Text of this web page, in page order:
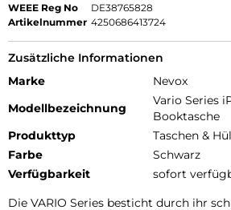
WEEE Reg No
DE38765828
Artikelnummer 4250686413724
Zusätzliche Informationen
Marke
Nevox
Modellbezeichnung
Vario Series
Booktasche
Produkttyp
Taschen &
Farbe
Schwarz
Verfügbarkeit
sofort
Die VARIO Series besticht durch ihr